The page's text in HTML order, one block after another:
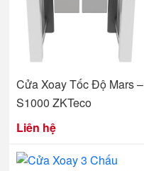
Cửa Xoay Tốc Độ Mars –
S1000 ZKTeco
Liên hệ